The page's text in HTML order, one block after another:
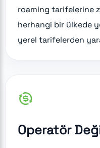
roaming tarifelerine
herhangi bir ülkede
yerel tarifelerden
Operatör